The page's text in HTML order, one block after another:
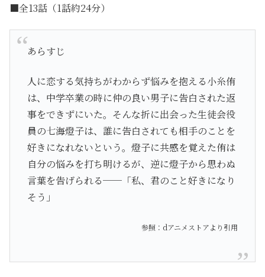
■全13話（1話約24分）
あらすじ
人に恋する気持ちがわからず悩みを抱える小糸侑
は、中学卒業の時に仲の良い男子に告白された返
事をできずにいた。そんな折に出会った生徒会役
員の七海燈子は、誰に告白されても相手のことを
好きになれないという。燈子に共感を覚えた侑は
自分の悩みを打ち明けるが、逆に燈子から思わぬ
言葉を告げられる──「私、君のこと好きになり
そう」
参照：dアニメストアより引用